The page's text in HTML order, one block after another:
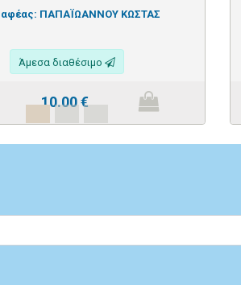
ΠΑΠΑΪΩΑΝΝΟΥ ΚΩΣΤΑΣ
Άμεσα διαθέσιμο
10.00€